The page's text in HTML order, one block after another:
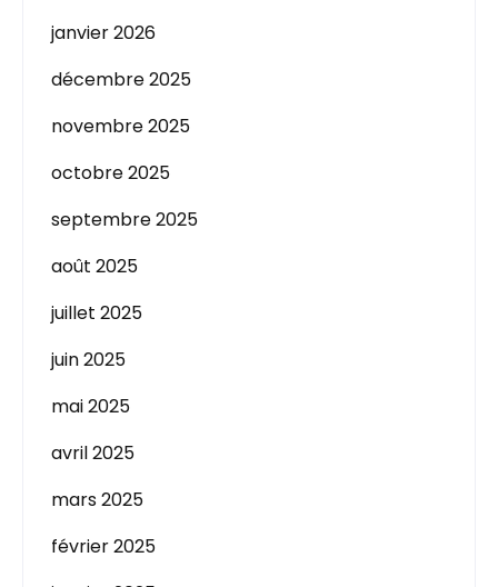
janvier 2026
décembre 2025
novembre 2025
octobre 2025
septembre 2025
août 2025
juillet 2025
juin 2025
mai 2025
avril 2025
mars 2025
février 2025